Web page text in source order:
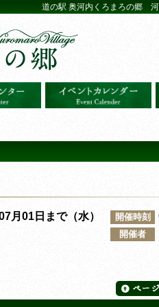
道の駅 奥河内くろまろの郷
月01日まで（水） 開催時刻
開催者